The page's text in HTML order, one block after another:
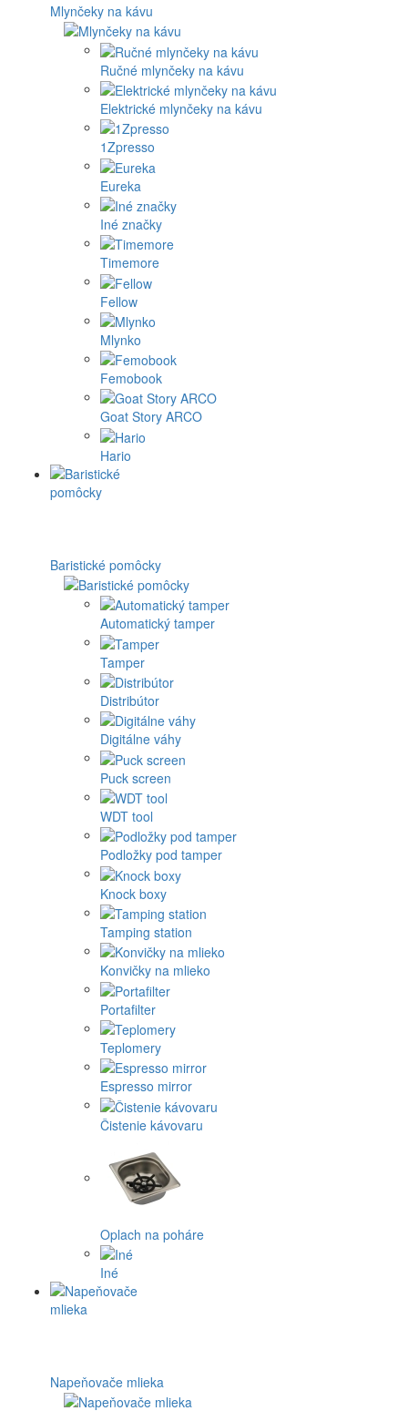
Mlynčeky na kávu
Ručné mlynčeky na kávu
Elektrické mlynčeky na kávu
1Zpresso
Eureka
Iné značky
Timemore
Fellow
Mlynko
Femobook
Goat Story ARCO
Hario
Baristické pomôcky
Automatický tamper
Tamper
Distribútor
Digitálne váhy
Puck screen
WDT tool
Podložky pod tamper
Knock boxy
Tamping station
Konvičky na mlieko
Portafilter
Teplomery
Espresso mirror
Čistenie kávovaru
Oplach na poháre
Iné
Napeňovače mlieka